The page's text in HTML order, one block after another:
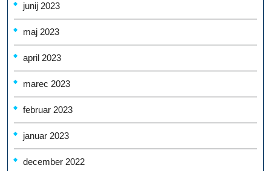
junij 2023
maj 2023
april 2023
marec 2023
februar 2023
januar 2023
december 2022